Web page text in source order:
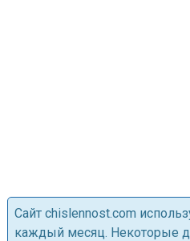
Cайт chislennost.com
каждый месяц. Некоторые